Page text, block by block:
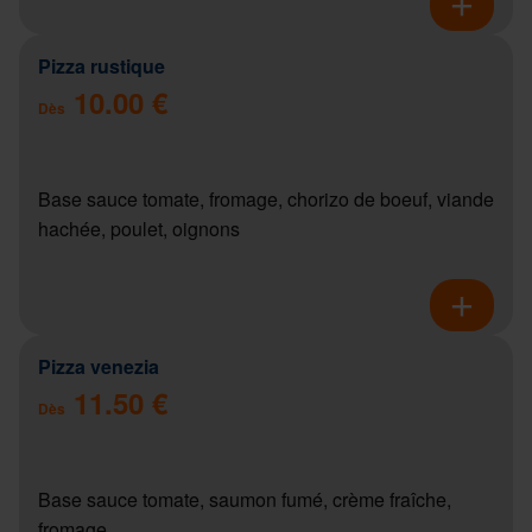
Pizza rustique
Dès 10.00 €
Base sauce tomate, fromage, chorizo de boeuf, viande
hachée, poulet, oignons
Pizza venezia
Dès 11.50 €
Base sauce tomate, saumon fumé, crème fraîche,